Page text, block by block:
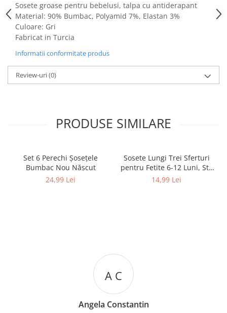
Sosete groase pentru bebelusi, talpa cu antiderapant
Material: 90% Bumbac, Polyamid 7%, Elastan 3%
Culoare: Gri
Fabricat in Turcia
Informatii conformitate produs
Review-uri(0)
PRODUSE SIMILARE
Set 6 Perechi Şosețele
Bumbac Nou Născut
24,99 Lei
Sosete Lungi Trei Sferturi
pentru Fetite 6-12 Luni, Stil
Dres Dantelat, cu Fundita
14,99 Lei